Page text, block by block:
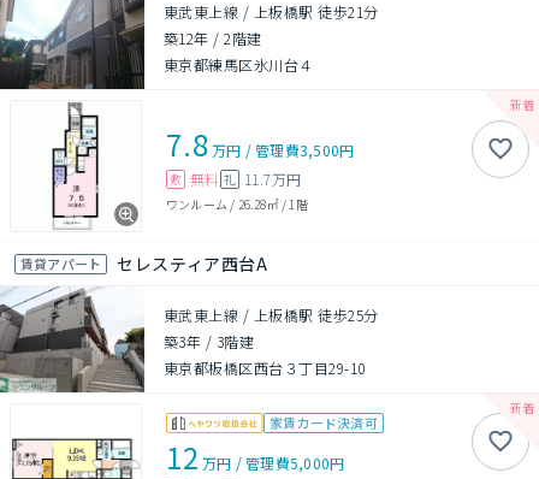
東武東上線 / 上板橋駅 徒歩21分
築12年 /2階建
東京都練馬区氷川台４
7.8万円 /管理費3,500円
敷 無料 礼 11.7万円
ワンルーム / 26.28㎡/ 1階
賃貸アパート セレスティア西台A
東武東上線 / 上板橋駅 徒歩25分
築3年 / 3階建
東京都板橋区西台３丁目29-10
家賃カード決済可
12 万円 /管理費5,000円